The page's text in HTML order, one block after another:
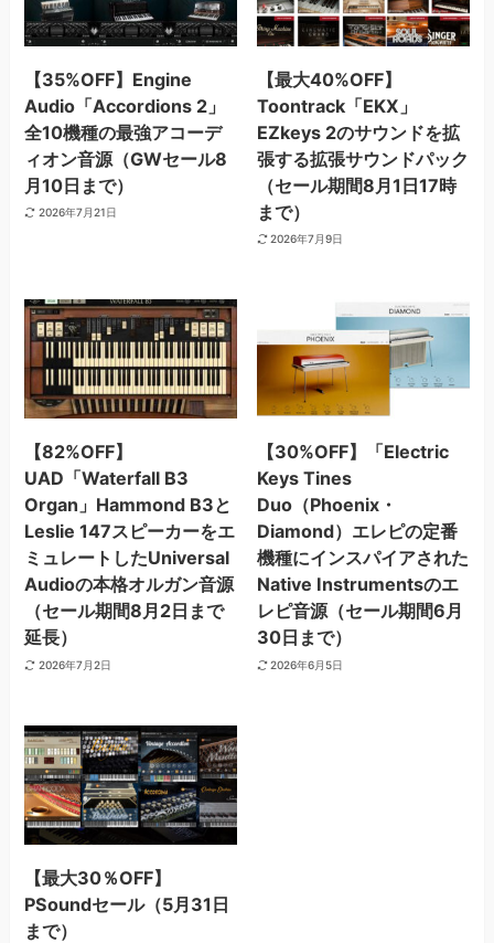
【35%OFF】Engine
Audio「Accordions 2」
全10機種の最強アコーデ
ィオン音源（GWセール8
月10日まで）
2026年7月21日
【最大40%OFF】
Toontrack「EKX」
EZkeys 2のサウンドを拡
張する拡張サウンドパック
（セール期間8月1日17時
まで）
2026年7月9日
【82%OFF】
UAD「Waterfall B3
Organ」Hammond B3と
Leslie 147スピーカーをエ
ミュレートしたUniversal
Audioの本格オルガン音源
（セール期間8月2日まで
延長）
2026年7月2日
【30%OFF】「Electric
Keys Tines
Duo（Phoenix・
Diamond）エレピの定番
機種にインスパイアされた
Native Instrumentsのエ
レピ音源（セール期間6月
30日まで）
2026年6月5日
【最大30％OFF】
PSoundセール（5月31日
まで）